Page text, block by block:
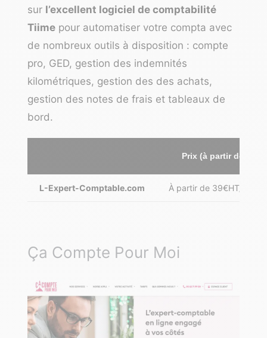
sur l’excellent logiciel de comptabilité
Tiime pour automatiser votre compta avec
de nombreux outils à disposition : compte
pro, GED, gestion des indemnités
kilométriques, gestion des des achats,
gestion des notes de frais et tableaux de
bord.
Prix (à partir de)
L-Expert-Comptable.com À partir de 39€HT/mois
Ça Compte Pour Moi